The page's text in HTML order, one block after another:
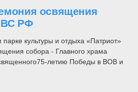
освящения
ВС РФ
культуры и отдыха «Патриот»
собора - Главного храма
летию Победы в ВОВ и